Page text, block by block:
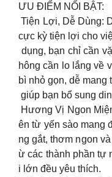
ƯU ĐIỂM NỔI BẬT:
Tiện Lợi, Dễ Dùng:
cực kỳ tiện lợi cho
dụng, bạn chỉ cần
hông cần lo lắng về
bì nhỏ gọn, dễ mang
giúp bạn bổ sung
Hương Vị Ngon
ên từ yến sào mang
ng gắt, thơm ngon
ừ các thành phần tự
i lớn đều yêu thích.